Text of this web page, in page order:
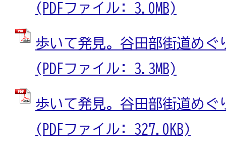
(PDFファイル: 3.0MB)
歩いて発見。谷田部街道めぐ
(PDFファイル: 3.3MB)
歩いて発見。谷田部街道めぐ
(PDFファイル: 327.0KB)